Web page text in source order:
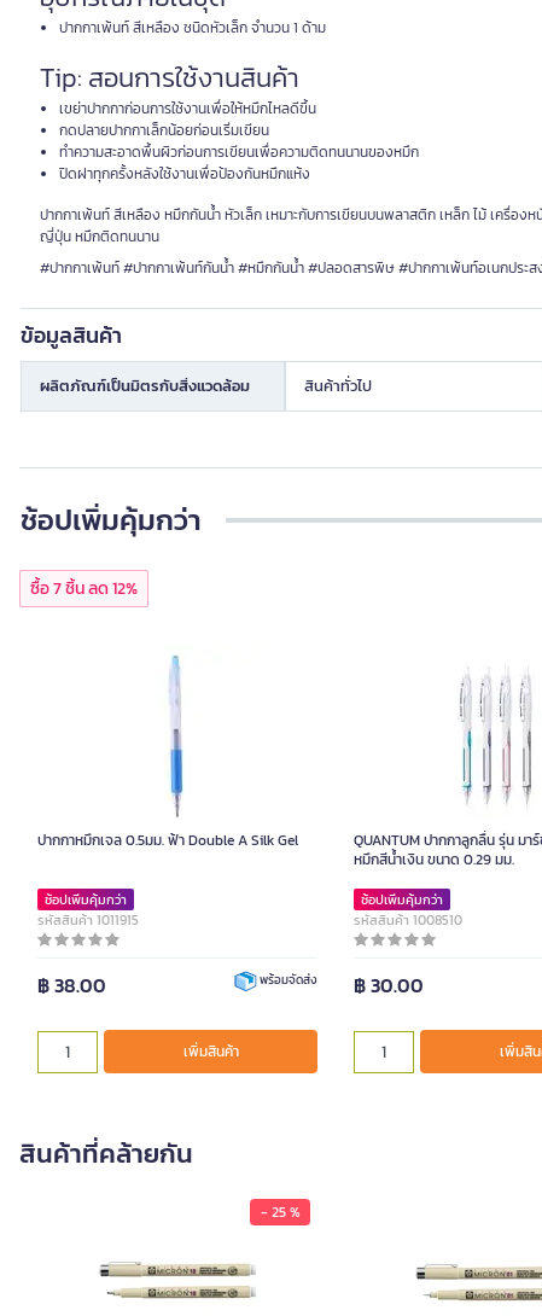
ปากกาเพ้นท์ สีเหลือง ชนิดหัวเล็ก จำนวน 1 ด้าม
Tip: สอนการใช้งานสินค้า
เขย่าปากกาก่อนการใช้งานเพื่อให้หมึกไหลดีขึ้น
กดปลายปากกาเล็กน้อยก่อนเริ่มเขียน
ทำความสะอาดพื้นผิวก่อนการเขียนเพื่อความติดทนนานของหมึก
ปิดฝาทุกครั้งหลังใช้งานเพื่อป้องกันหมึกแห้ง
ปากกาเพ้นท์ สีเหลือง หมึกกันน้ำ หัวเล็ก เหมาะกับการเขียนบนพลาสติก เหล็ก ไม้ เครื่
ญี่ปุ่น หมึกติดทนนาน
#ปากกาเพ้นท์ #ปากกาเพ้นท์กันน้ำ #หมึกกันน้ำ #ปลอดสารพิษ #ปากกาเพ้นท์อเนกประ
ข้อมูลสินค้า
ผลิตภัณฑ์เป็นมิตรกับสิ่งแวดล้อม สินค้าทั่วไป
ช้อปเพิ่มคุ้มกว่า
ซื้อ 7 ชิ้น ลด 12%
ปากกาหมึกเจล 0.5มม. ฟ้า Double A Silk Gel
ช้อปเพิ่มคุ้มกว่า
รหัสสินค้า 1011915
฿ 38.00 พร้อมจัดส่ง
เพิ่มสินค้า
QUANTUM ปากกาลูกลื่น รุ่น มา
หมึกสีน้ำเงิน ขนาด 0.29 มม.
ช้อปเพิ่มคุ้มกว่า
รหัสสินค้า 1008510
฿ 30.00
เพิ่มสิ
สินค้าที่คล้ายกัน
- 25 %